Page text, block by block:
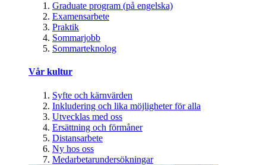
Graduate program (på engelska)
Examensarbete
Praktik
Sommarjobb
Sommarteknolog
Vår kultur
Syfte och kärnvärden
Inkludering och lika möjligheter för alla
Utvecklas med oss
Ersättning och förmåner
Distansarbete
Ny hos oss
Medarbetarundersökningar